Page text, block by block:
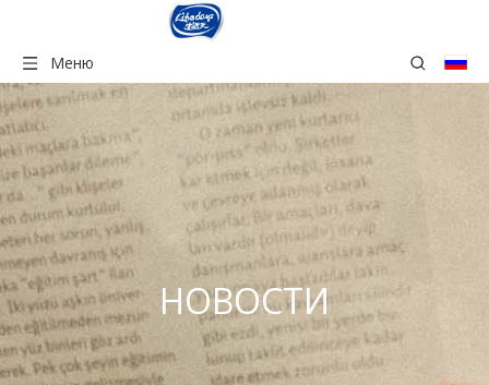
Меню
НОВОСТИ